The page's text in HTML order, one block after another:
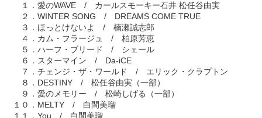
１．愛のWAVE / カールスモーキー石井 松任谷由実
２．WINTER SONG / DREAMS COME TRUE
３．ほっとけないよ / 楠瀬誠志郎
４．カム・フラージュ / 柏原芳恵
５．ハーフ・ブリード / シェール
６．スターマイン / Da-iCE
７．チェンジ・ザ・ワールド / エリック・クラプトン
８．DESTINY / 松任谷由実（一部）
９．愛のメモリー / 松崎しげる（一部）
１０．MELTY / 白間美瑠
１１．You / 白間美瑠